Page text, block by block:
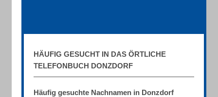
HÄUFIG GESUCHT IN DAS ÖRTLICHE
TELEFONBUCH DONZDORF
Häufig gesuchte Nachnamen in Donzdorf